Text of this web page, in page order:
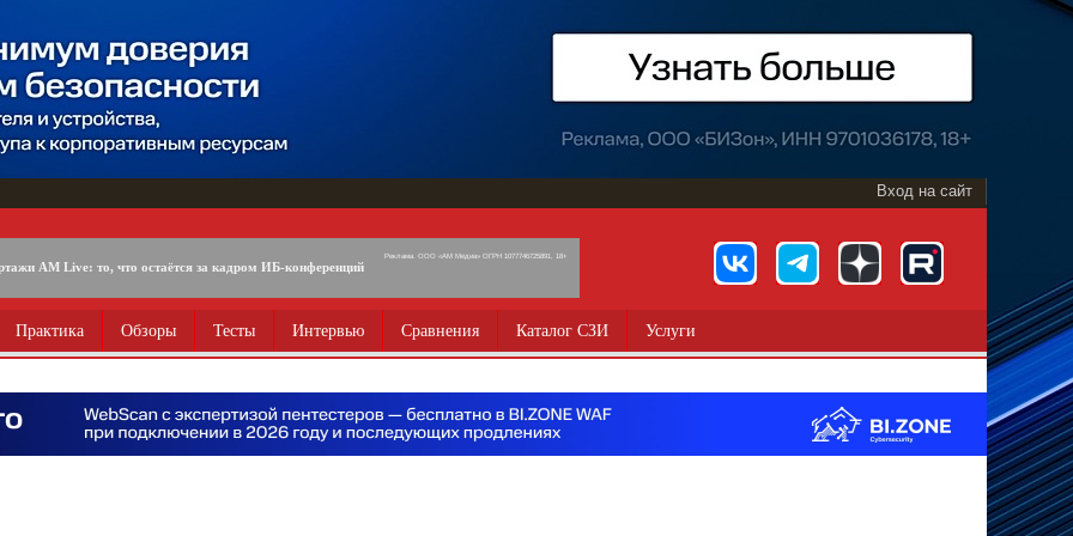
Вход на сайт
AM Live: то, что остаётся за кадром ИБ-конференций
Реклама. ООО «АМ Медиа» ОГРН 1077746725891, 18+
Практика Обзоры Тесты Интервью Сравнения Каталог СЗИ Услуги